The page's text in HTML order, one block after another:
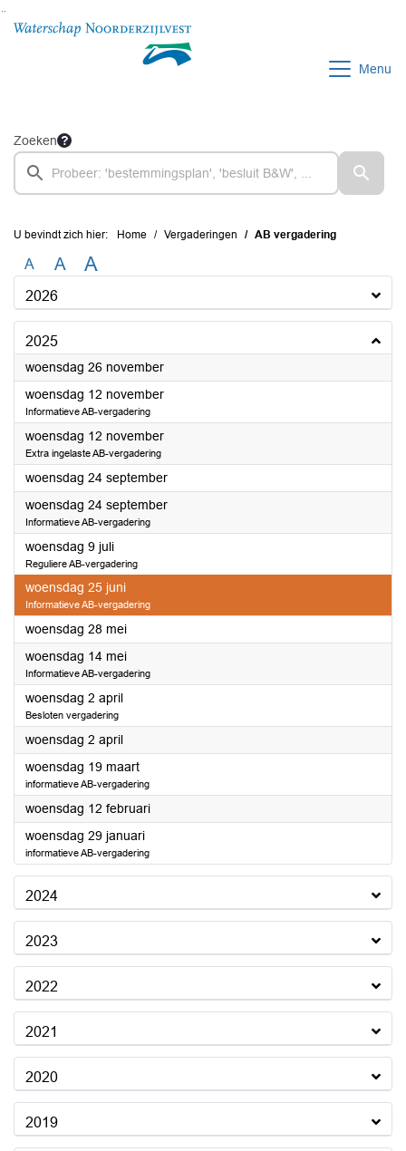
Ga naar de inhoud van deze pagina
Ga naar het zoeken
Ga naar het menu
Menu
Zoeken
U bevindt zich hier: Home Vergaderingen AB vergadering
A A A
2026
2025
woensdag 26 november2025
woensdag 12 november2025
Informatieve AB-vergadering
woensdag 12 november2025
Extra ingelaste AB-vergadering
woensdag 24 september2025
woensdag 24 september2025
Informatieve AB-vergadering
woensdag 9 juli2025
Reguliere AB-vergadering
woensdag 25 juni2025
Informatieve AB-vergadering
woensdag 28 mei2025
woensdag 14 mei2025
Informatieve AB-vergadering
woensdag 2 april2025
Besloten vergadering
woensdag 2 april2025
woensdag 19 maart2025
informatieve AB-vergadering
woensdag 12 februari2025
woensdag 29 januari2025
informatieve AB-vergadering
2024
2023
2022
2021
2020
2019